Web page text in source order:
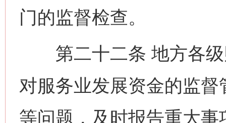
门的监督检查。
第二十二条 地方各级
对服务业发展资金的监
等问题，及时报告重大